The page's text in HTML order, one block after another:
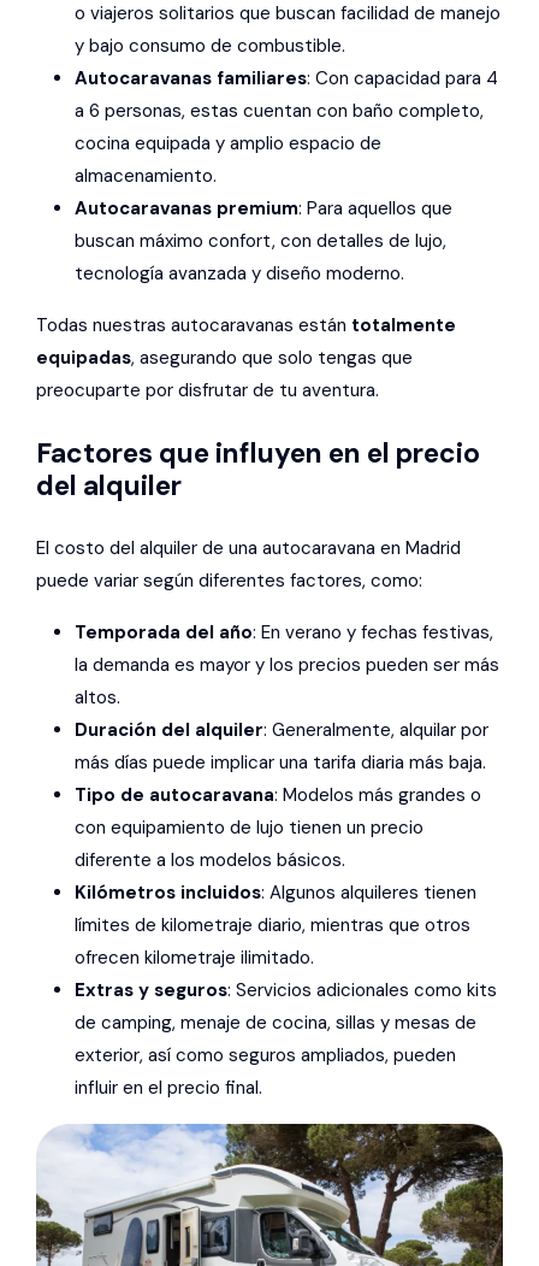
o viajeros solitarios que buscan facilidad de manejo
y bajo consumo de combustible.
Autocaravanas familiares: Con capacidad para 4
a 6 personas, estas cuentan con baño completo,
cocina equipada y amplio espacio de
almacenamiento.
Autocaravanas premium: Para aquellos que
buscan máximo confort, con detalles de lujo,
tecnología avanzada y diseño moderno.
Todas nuestras autocaravanas están totalmente
equipadas, asegurando que solo tengas que
preocuparte por disfrutar de tu aventura.
Factores que influyen en el precio
del alquiler
El costo del alquiler de una autocaravana en Madrid
puede variar según diferentes factores, como:
Temporada del año: En verano y fechas festivas,
la demanda es mayor y los precios pueden ser más
altos.
Duración del alquiler: Generalmente, alquilar por
más días puede implicar una tarifa diaria más baja.
Tipo de autocaravana: Modelos más grandes o
con equipamiento de lujo tienen un precio
diferente a los modelos básicos.
Kilómetros incluidos: Algunos alquileres tienen
límites de kilometraje diario, mientras que otros
ofrecen kilometraje ilimitado.
Extras y seguros: Servicios adicionales como kits
de camping, menaje de cocina, sillas y mesas de
exterior, así como seguros ampliados, pueden
influir en el precio final.